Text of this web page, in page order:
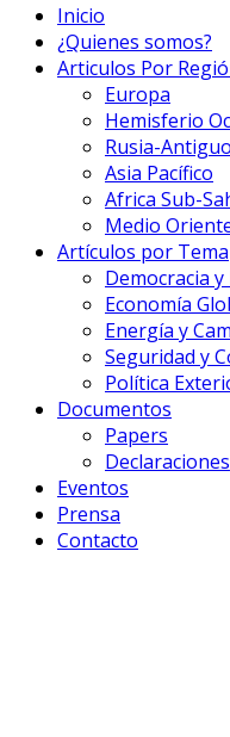
Inicio
¿Quienes somos?
Articulos Por
Europa
Hemisferio
Rusia-
Asia Pacífico
Africa Sub-
Medio
Artículos por Tema
Democracia y
Economía
Energía y
Seguridad y
Política
Documentos
Papers
Declaraciones
Eventos
Prensa
Contacto